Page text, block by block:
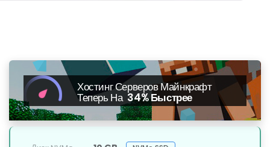
Хостинг Серверов Майнкрафт
Теперь На 34% Быстрее